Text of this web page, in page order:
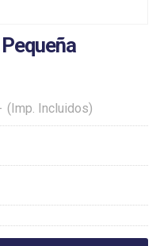
(Imp. Incluidos)